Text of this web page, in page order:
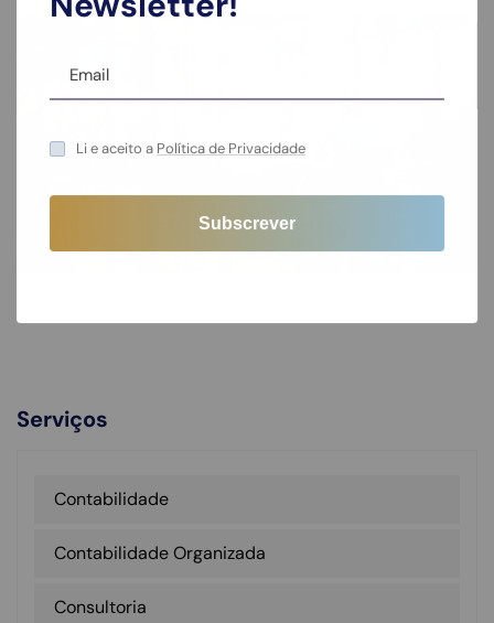
Serviços
Contabilidade
Contabilidade Organizada
Consultoria
Li e aceito a Política de Privacidade